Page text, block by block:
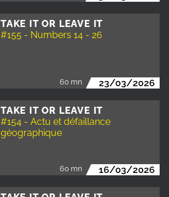
TAKE IT OR LEAVE IT
#155 - Numbers 14 - 26
60 mn 23/03/2026
TAKE IT OR LEAVE IT
#154 - Actu et défaillance
géographique
60 mn 16/03/2026